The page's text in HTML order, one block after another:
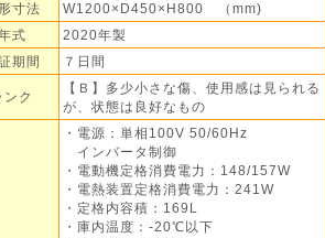
寸法
W1200×D450×H800 （mm)
式
2020年製
期間
７日間
ンク
【Ｂ】多少小さな傷、使用感は見られる
が、状態は良好なもの
・電源：単相100V 50/60Hz
インバータ制御
・電動機定格消費電力：148/157W
・電熱装置定格消費電力：241W
・定格内容積：169L
・庫内温度：-20℃以下